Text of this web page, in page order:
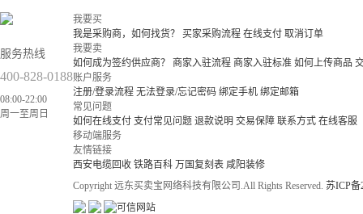
服务热线
400-828-0188
08:00-22:00
周一至周日
我要买
我是采购商，如何找货？
买家采购流程 在线支付 取消订单
我要卖
如何成为签约供应商？
商家入驻流程 商家入驻标准 如何上传商品
账户服务
注册/登录流程 无法登录/忘记密码 绑定手机 绑定邮箱
常见问题
如何在线支付 支付常见问题 退款说明 交易保障 联系方式 在线客服
移动端服务
友情链接
西安电缆回收 铁路百科 万国复刻表 咸阳装修
Copyright 远东买卖宝网络科技有限公司.All Rights Reserved. 苏ICP备